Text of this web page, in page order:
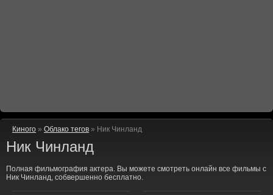
Киного » Облако тегов » Ник Чинланд
Ник Чинланд
Полная фильмография актера. Вы можете смотреть онлайн все фильмы с
Ник Чинланд, собвершенно бесплатно.